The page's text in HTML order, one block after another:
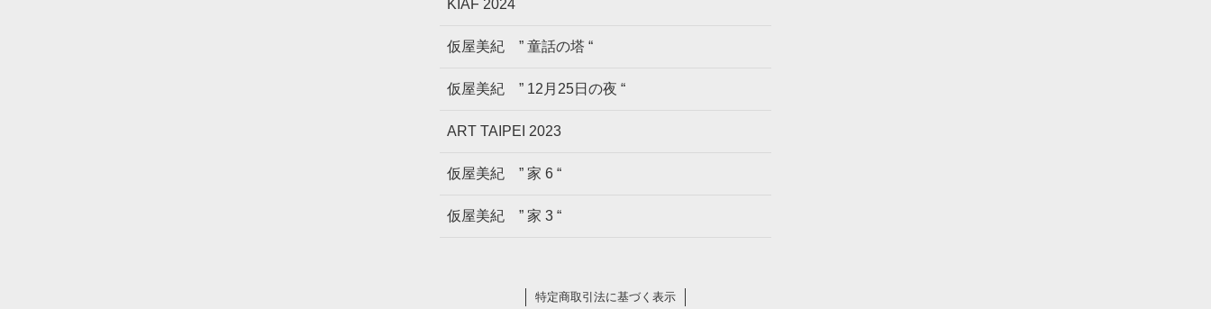
KIAF 2024
仮屋美紀 ” 童話の塔 “
仮屋美紀 ” 12月25日の夜 “
ART TAIPEI 2023
仮屋美紀 ” 家 6 “
仮屋美紀 ” 家 3 “
特定商取引法に基づく表示